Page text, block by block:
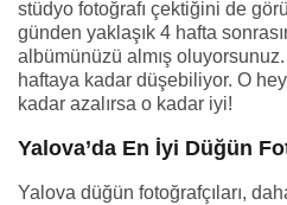
stüdyo fotoğrafı çektiğini de
günden yaklaşık 4 hafta
albümünüzü almış
haftaya kadar düşebiliyor. O
kadar azalırsa o kadar iyi!
Yalova’da En İyi Düğün
Yalova düğün fotoğrafçıları,